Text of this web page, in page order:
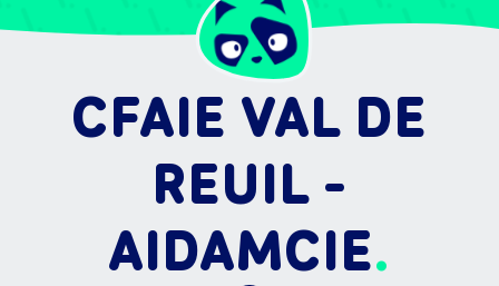
CFAIE VAL DE
REUIL -
AIDAMCIE